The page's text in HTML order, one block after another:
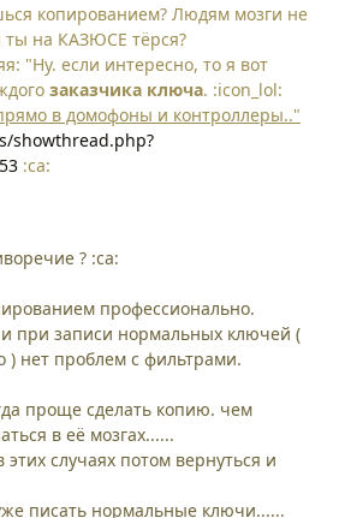
копированием? Людям мозги не
на КАЗЮСЕ тёрся?
"Ну. если интересно, то я вот
заказчика ключа. :icon_lol:
в домофоны и контроллеры.."
showthread.php?
:ca:
? :ca:
профессионально.
при записи нормальных ключей (
) нет проблем с фильтрами.
проще сделать копию. чем
в её мозгах......
случаях потом вернуться и
писать нормальные ключи......